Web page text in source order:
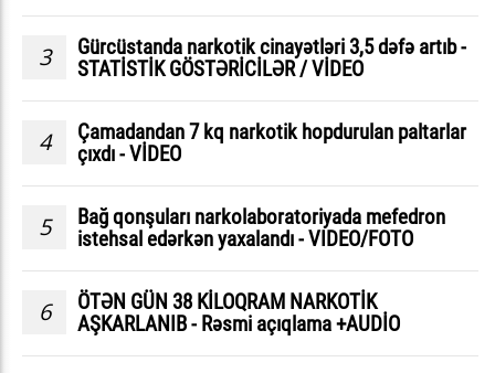
3
Gürcüstanda narkotik cinayətləri 3,5 dəfə artıb -
STATİSTİK GÖSTƏRİCİLƏR / VİDEO
4
Çamadandan 7 kq narkotik hopdurulan paltarlar
çıxdı - VİDEO
5
Bağ qonşuları narkolaboratoriyada mefedron
istehsal edərkən yaxalandı - VIDEO/FOTO
6
ÖTƏN GÜN 38 KİLOQRAM NARKOTİK
AŞKARLANIB - Rəsmi açıqlama +AUDİO